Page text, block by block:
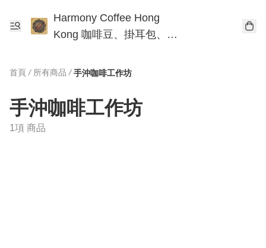
Harmony Coffee Hong
Kong 咖啡豆、掛耳包、手
首頁 / 所有商品 / 手沖咖啡工作坊
手沖咖啡工作坊
1項 商品